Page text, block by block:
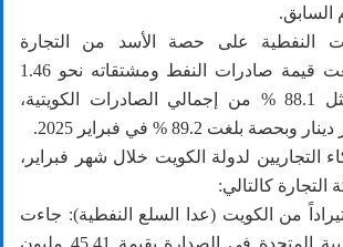
السابق.
النفطية على حصة الأسد من التجارة
الخارجية، حيث بلغت قيمة صادرات النفط ومشتقاته نحو 1.46
مليار دينار، ما يمثل 88.1 % من إجمالي الصادرات الكويتية،
التجاريين لدولة الكويت خلال شهر فبراير،
كالتالي:
من الكويت (عدا السلع النفطية): جاءت
دولة الإمارات العربية المتحدة في الصدارة بقيمة 45.41 مليون